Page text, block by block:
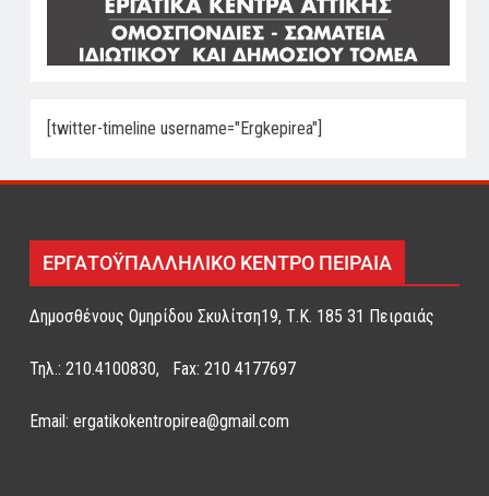
[twitter-timeline username="Ergkepirea"]
ΕΡΓΑΤΟΫΠΑΛΛΗΛΙΚΟ ΚΕΝΤΡΟ ΠΕΙΡΑΙΑ
Δημοσθένους Ομηρίδου Σκυλίτση19, Τ.Κ. 185 31 Πειραιάς
Τηλ.: 210.4100830, Fax: 210 4177697
Email: ergatikokentropirea@gmail.com